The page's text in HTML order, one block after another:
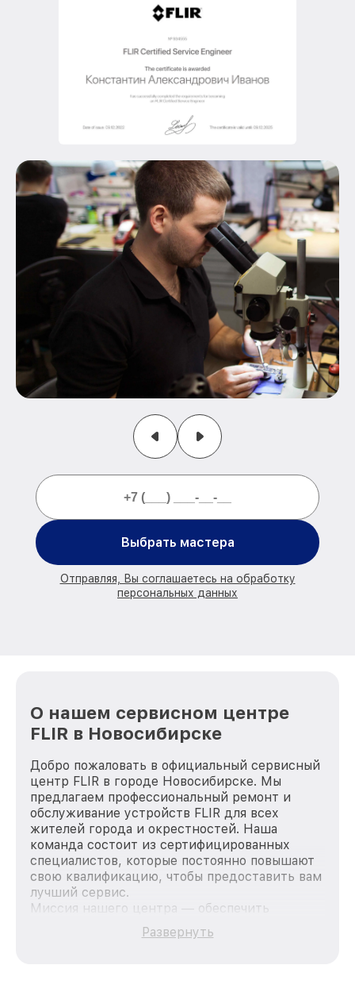
Выбрать мастера
Отправляя, Вы соглашаетесь на обработку
персональных данных
О нашем сервисном центре
FLIR в Новосибирске
Добро пожаловать в официальный сервисный
центр FLIR в городе Новосибирске. Мы
предлагаем профессиональный ремонт и
обслуживание устройств FLIR для всех
жителей города и окрестностей. Наша
команда состоит из сертифицированных
специалистов, которые постоянно повышают
свою квалификацию, чтобы предоставить вам
лучший сервис.
Миссия нашего центра — обеспечить
качественный и доступный ремонт для
каждого пользователя продукции FLIR, вне
Развернуть